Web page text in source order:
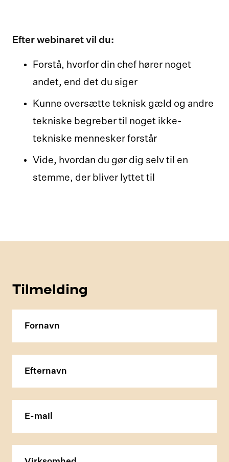
Efter webinaret vil du:
Forstå, hvorfor din chef hører noget
andet, end det du siger
Kunne oversætte teknisk gæld og andre
tekniske begreber til noget ikke-
tekniske mennesker forstår
Vide, hvordan du gør dig selv til en
stemme, der bliver lyttet til
Tilmelding